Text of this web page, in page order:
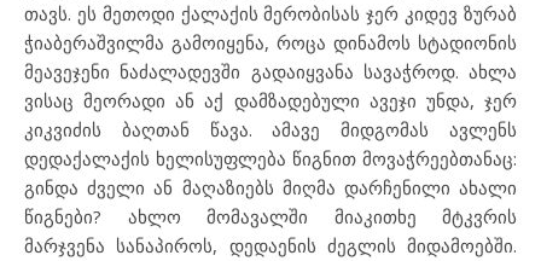
თავს. ეს მეთოდი ქალაქის მერობისას ჯერ კიდევ ზურაბ
ჭიაბერაშვილმა გამოიყენა, როცა დინამოს სტადიონის
მეავეჯენი ნაძალადევში გადაიყვანა სავაჭროდ. ახლა
ვისაც მეორადი ან აქ დამზადებული ავეჯი უნდა, ჯერ
კიკვიძის ბაღთან წავა. ამავე მიდგომას ავლენს
დედაქალაქის ხელისუფლება წიგნით მოვაჭრეებთანაც:
გინდა ძველი ან მაღაზიებს მიღმა დარჩენილი ახალი
წიგნები? ახლო მომავალში მიაკითხე მტკვრის
მარჯვენა სანაპიროს, დედაენის ძეგლის მიდამოებში.